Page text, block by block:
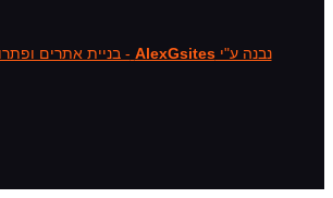
נבנה ע"יAlexGsites - בניית אתרים